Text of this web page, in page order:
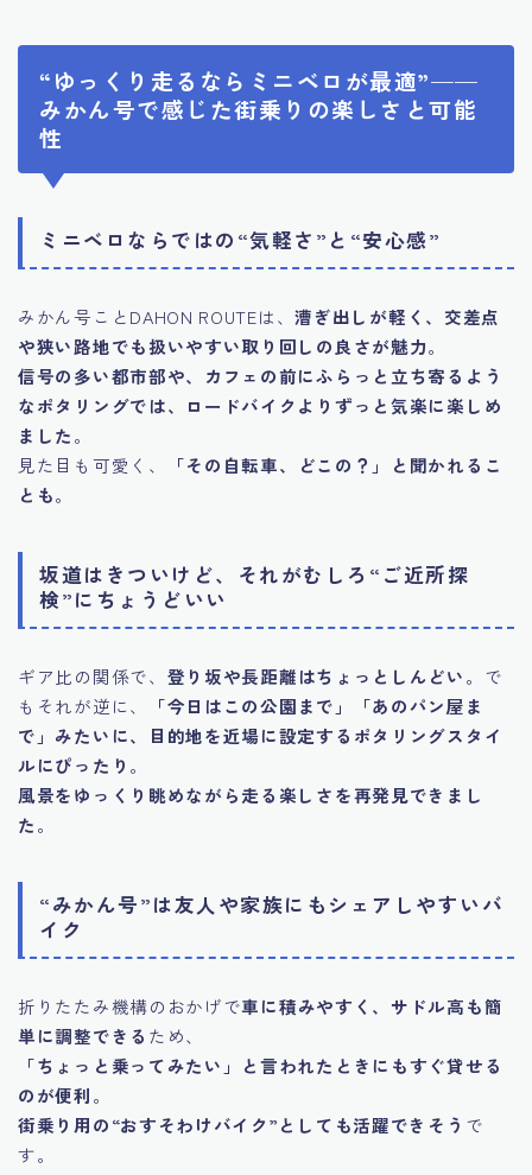
“ゆっくり走るならミニベロが最適”——
みかん号で感じた街乗りの楽しさと可能
性
ミニベロならではの“気軽さ”と“安心感”
みかん号ことDAHON ROUTEは、漕ぎ出しが軽く、交差点
や狭い路地でも扱いやすい取り回しの良さが魅力。
信号の多い都市部や、カフェの前にふらっと立ち寄るよう
なポタリングでは、ロードバイクよりずっと気楽に楽しめ
ました。
見た目も可愛く、
「その自転車、どこの？」と聞かれるこ
とも。
坂道はきついけど、それがむしろ“ご近所探
検”にちょうどいい
ギア比の関係で、 登り坂や長距離はちょっとしんどい。で
もそれが逆に、
「今日はこの公園まで」「あのパン屋ま
で」みたいに、目的地を近場に設定するポタリングスタイ
ルにぴったり 。
風景をゆっくり眺めながら走る楽しさを再発見できまし
た。
“みかん号”は友人や家族にもシェアしやすいバ
イク
折りたたみ機構のおかげで車に積みやすく、サドル高も簡
単に調整できる ため、
「ちょっと乗ってみたい」と言われたときにもすぐ貸せる
のが便利。
街乗り用の“おすそわけバイク”としても活躍できそう で
す。